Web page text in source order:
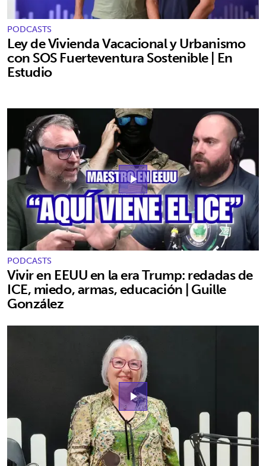
PODCASTS
Ley de Vivienda Vacacional y Urbanismo
con SOS Fuerteventura Sostenible | En
Estudio
play_arrow
PODCASTS
Vivir en EEUU en la era Trump: redadas de
ICE, miedo, armas, educación | Guille
González
play_arrow